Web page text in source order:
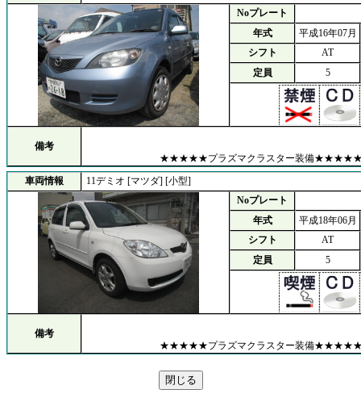
Noプレート
年式
平成16年07月
シフト
AT
定員
5
備考
★★★★★プラズマクラスター装備
車両情報
11デミオ [マツダ] [小型]
Noプレート
年式
平成18年06月
シフト
AT
定員
5
備考
★★★★★プラズマクラスター装備